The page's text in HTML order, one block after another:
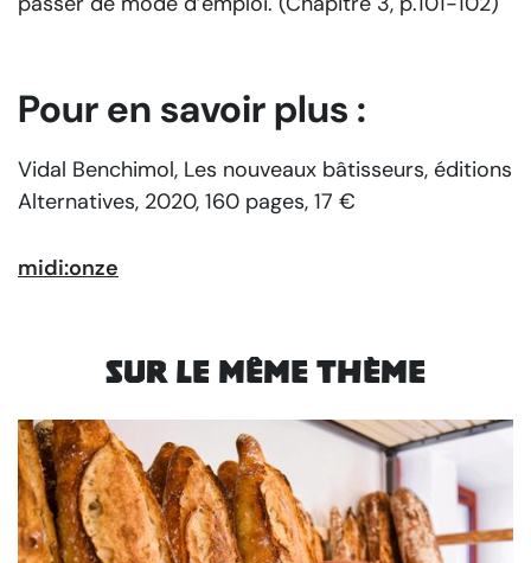
Pour en savoir plus :
Vidal Benchimol, Les nouveaux bâtisseurs, éditions
Alternatives, 2020, 160 pages, 17 €
midi:onze
Sur le même thème